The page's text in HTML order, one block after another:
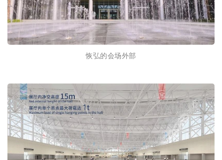
恢弘的会场外部